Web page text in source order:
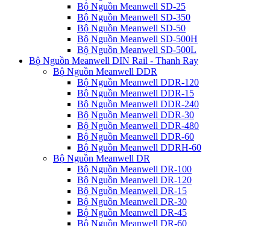
Bộ Nguồn Meanwell SD-25
Bộ Nguồn Meanwell SD-350
Bộ Nguồn Meanwell SD-50
Bộ Nguồn Meanwell SD-500H
Bộ Nguồn Meanwell SD-500L
Bộ Nguồn Meanwell DIN Rail - Thanh Ray
Bộ Nguồn Meanwell DDR
Bộ Nguồn Meanwell DDR-120
Bộ Nguồn Meanwell DDR-15
Bộ Nguồn Meanwell DDR-240
Bộ Nguồn Meanwell DDR-30
Bộ Nguồn Meanwell DDR-480
Bộ Nguồn Meanwell DDR-60
Bộ Nguồn Meanwell DDRH-60
Bộ Nguồn Meanwell DR
Bộ Nguồn Meanwell DR-100
Bộ Nguồn Meanwell DR-120
Bộ Nguồn Meanwell DR-15
Bộ Nguồn Meanwell DR-30
Bộ Nguồn Meanwell DR-45
Bộ Nguồn Meanwell DR-60